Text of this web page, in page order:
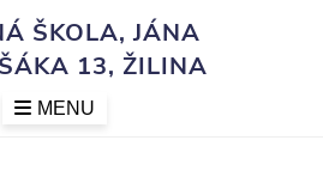
ŠKOLA, JÁNA
13, ŽILINA
MENU